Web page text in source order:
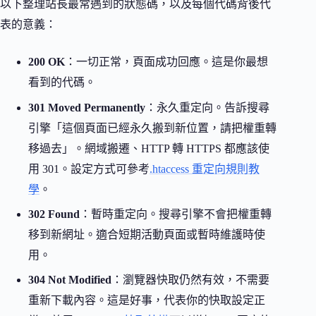
以下整理站長最常遇到的狀態碼，以及每個代碼背後代
表的意義：
200 OK ：一切正常，頁面成功回應。這是你最想
看到的代碼。
301 Moved Permanently ：永久重定向。告訴搜尋
引擎「這個頁面已經永久搬到新位置，請把權重轉
移過去」。網域搬遷、HTTP 轉 HTTPS 都應該使
用 301。設定方式可參考.htaccess 重定向規則教
學 。
302 Found ：暫時重定向。搜尋引擎不會把權重轉
移到新網址。適合短期活動頁面或暫時維護時使
用。
304 Not Modified ：瀏覽器快取仍然有效，不需要
重新下載內容。這是好事，代表你的快取設定正